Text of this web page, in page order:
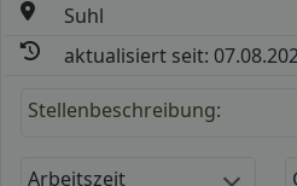
Suhl
aktualisiert seit:
Stellenbeschreibung:
Arbeitszeit